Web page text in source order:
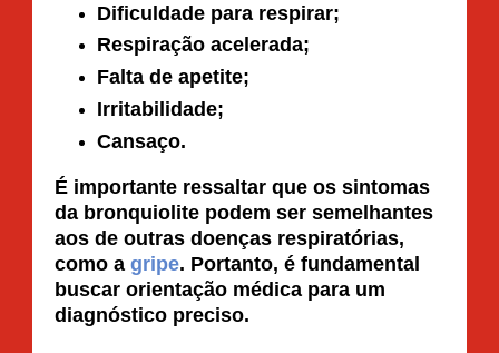
Dificuldade para respirar;
Respiração acelerada;
Falta de apetite;
Irritabilidade;
Cansaço.
É importante ressaltar que os sintomas
da bronquiolite podem ser semelhantes
aos de outras doenças respiratórias,
como a gripe. Portanto, é fundamental
buscar orientação médica para um
diagnóstico preciso.